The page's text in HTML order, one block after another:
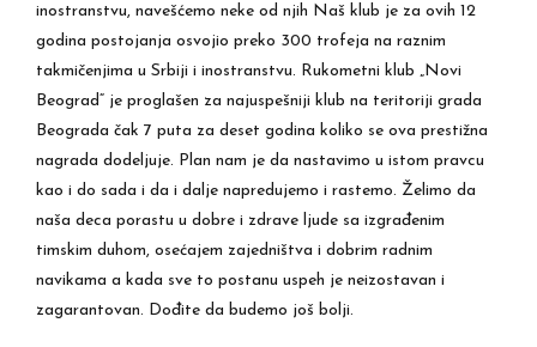
inostranstvu, navešćemo neke od njih Naš klub je za ovih 12
godina postojanja osvojio preko 300 trofeja na raznim
takmičenjima u Srbiji i inostranstvu. Rukometni klub „Novi
Beograd“ je proglašen za najuspešniji klub na teritoriji grada
Beograda čak 7 puta za deset godina koliko se ova prestižna
nagrada dodeljuje. Plan nam je da nastavimo u istom pravcu
kao i do sada i da i dalje napredujemo i rastemo. Želimo da
naša deca porastu u dobre i zdrave ljude sa izgrađenim
timskim duhom, osećajem zajedništva i dobrim radnim
navikama a kada sve to postanu uspeh je neizostavan i
zagarantovan. Dođite da budemo još bolji.